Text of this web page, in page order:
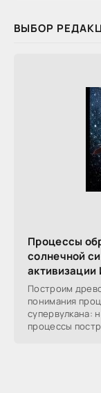
ВЫБОР
Процессы
солнечной
активизации
Построим
понимания
супервулкана:
процессы